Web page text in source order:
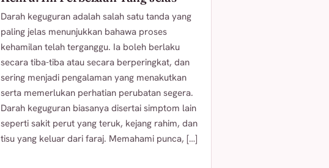
Darah keguguran adalah salah satu tanda yang
paling jelas menunjukkan bahawa proses
kehamilan telah terganggu. Ia boleh berlaku
secara tiba-tiba atau secara berperingkat, dan
sering menjadi pengalaman yang menakutkan
serta memerlukan perhatian perubatan segera.
Darah keguguran biasanya disertai simptom lain
seperti sakit perut yang teruk, kejang rahim, dan
tisu yang keluar dari faraj. Memahami punca, […]